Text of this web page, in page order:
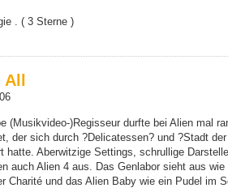
. ( 3 Sterne )
(Musikvideo-)Regisseur durfte bei Alien mal
der sich durch ?Delicatessen? und ?Stadt
hatte. Aberwitzige Settings, schrullige
auch Alien 4 aus. Das Genlabor sieht aus wie
Charité und das Alien Baby wie ein Pudel im